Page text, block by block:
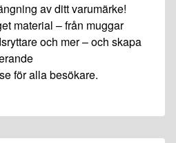
av ditt varumärke!
material – från muggar
och mer – och skapa
för alla besökare.